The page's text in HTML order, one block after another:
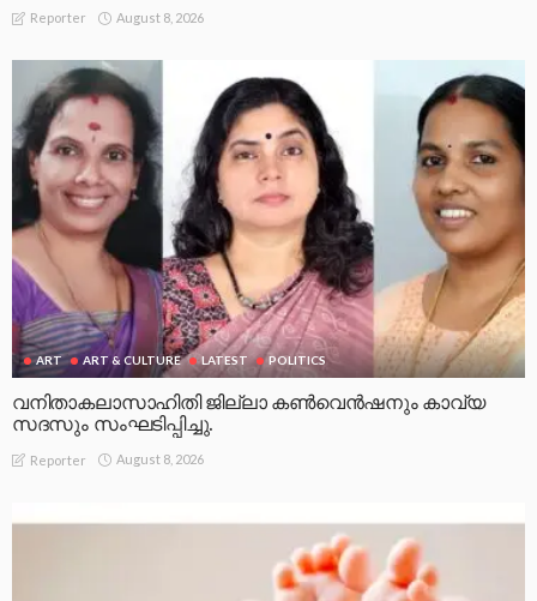
Reporter August 8, 2026
ART ART & CULTURE LATEST POLITICS
വനിതാകലാസാഹിതി ജില്ലാ കൺവെൻഷനും കാവ്യ
സദസും സംഘടിപ്പിച്ചു.
Reporter August 8, 2026